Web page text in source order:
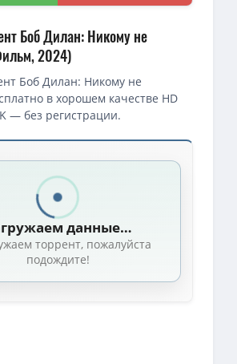
Боб Дилан: Никому не
2024)
Боб Дилан: Никому не
в хорошем качестве HD
— без регистрации.
— Боб Дилан: Никому не известный / A
не известный / A Complete Unknown
Никому не известный / A Complete
не известный / A Complete Unknown
не известный / A Complete Unknown
Никому не известный / A Complete Unknown
данные…
торрент, пожалуйста
подождите!